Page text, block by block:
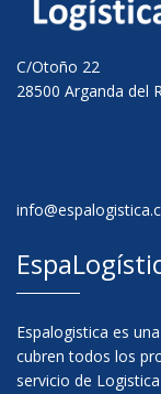
C/Otoño 22
28500 Arganda del
Espalogistica es
cubren todos los
servicio de